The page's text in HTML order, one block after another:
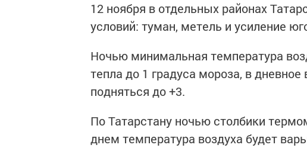
12 ноября в отдельных районах
условий: туман, метель и усиление
Ночью минимальная температура
тепла до 1 градуса мороза, в
подняться до +3.
По Татарстану ночью столбики
днем температура воздуха будет